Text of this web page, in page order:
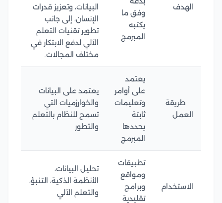
الهدف
وفق ما
يكتبه
المبرمج
البيانات، وتعزيز قدرات
الإنسان، إلى جانب
تطوير تقنيات التعلم
الآلي لدفع الابتكار في
مختلف المجالات.
طريقة
العمل
يعتمد
على أوامر
وتعليمات
ثابتة
يحددها
المبرمج
يعتمد على البيانات
والخوارزميات التي
تسمح للنظام بالتعلم
والتطور
الاستخدام
تطبيقات
ومواقع
وبرامج
تقليدية
تحليل البيانات،
الأنظمة الذكية، التنبؤ،
والتعلم الآلي